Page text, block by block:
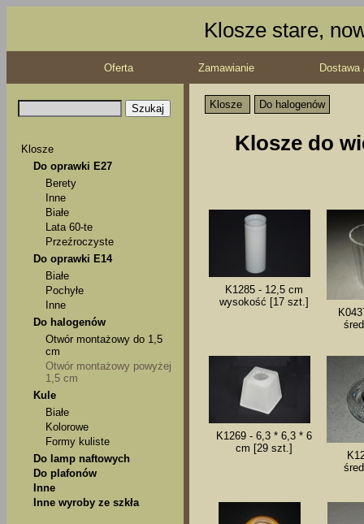
Klosze stare,
Oferta Zamawianie
Klosze
Do oprawki E27
Berety
Inne
Białe
Lata 60-te
Przeźroczyste
Do oprawki E14
Białe
Pochyłe
Inne
Do halogenów
Otwór montażowy do 1,5
cm
Otwór montażowy powyżej
1,5 cm
Kule
Białe
Kolorowe
Formy kuliste
Do lamp naftowych
Do plafonów
Inne
Inne wyroby ze szkła
Klosze Do halogenów
Klosze do
K1285 - 12,5 cm
wysokość [17 szt.]
K1269 - 6,3 * 6,3 * 6
cm [29 szt.]